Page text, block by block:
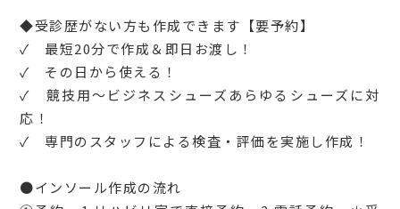
◆受診歴がない方も作成できます【要予約】
✓ 最短20分で作成＆即日お渡し！
✓ その日から使える！
✓ 競技用～ビジネスシューズあらゆるシューズに対
応！
✓ 専門のスタッフによる検査・評価を実施し作成！
●インソール作成の流れ